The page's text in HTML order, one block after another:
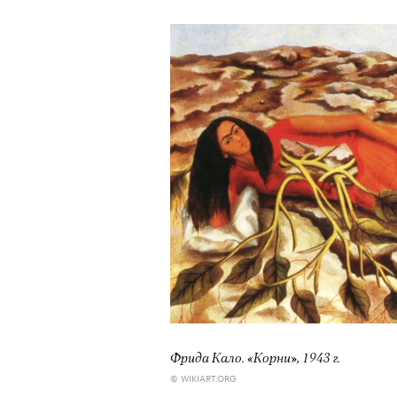
Фрида Кало. «Корни», 1943 г.
© WIKIART.ORG